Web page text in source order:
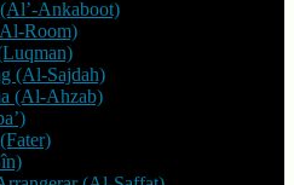
Ankaboot)
Room)
(Al-Sajdah)
(Al-Ahzab)